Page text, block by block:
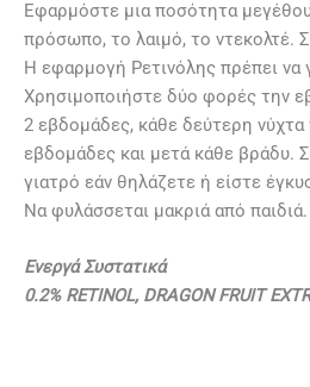
Εφαρμόστε μια ποσότητα
πρόσωπο, το λαιμό, το
Η εφαρμογή Ρετινόλης πρέπει να
Χρησιμοποιήστε δύο φορές την
2 εβδομάδες, κάθε δεύτερη νύχτα
εβδομάδες και μετά κάθε βράδυ.
γιατρό εάν θηλάζετε ή είστε
Να φυλάσσεται μακριά από παιδιά.
Ενεργά Συστατικά
0.2% RETINOL, DRAGON FRUIT